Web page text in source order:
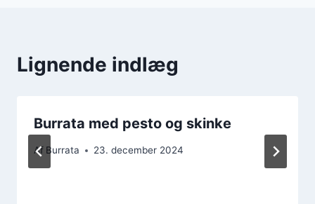
Lignende indlæg
Burrata med pesto og skinke
Af Burrata 23. december 2024